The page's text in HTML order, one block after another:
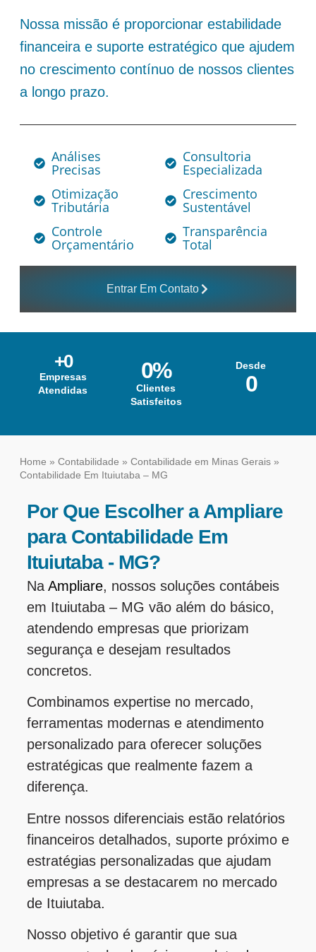
Nossa missão é proporcionar estabilidade
financeira e suporte estratégico que ajudem
no crescimento contínuo de nossos clientes
a longo prazo.
Análises
Precisas
Otimização
Tributária
Controle
Orçamentário
Consultoria
Especializada
Crescimento
Sustentável
Transparência
Total
Entrar Em Contato
+0
Empresas
Atendidas
0%
Clientes
Satisfeitos
Desde
0
Home » Contabilidade » Contabilidade em Minas Gerais »
Contabilidade Em Ituiutaba – MG
Por Que Escolher a Ampliare
para Contabilidade Em
Ituiutaba - MG?
Na Ampliare, nossos soluções contábeis
em Ituiutaba – MG vão além do básico,
atendendo empresas que priorizam
segurança e desejam resultados
concretos.
Combinamos expertise no mercado,
ferramentas modernas e atendimento
personalizado para oferecer soluções
estratégicas que realmente fazem a
diferença.
Entre nossos diferenciais estão relatórios
financeiros detalhados, suporte próximo e
estratégias personalizadas que ajudam
empresas a se destacarem no mercado
de Ituiutaba.
Nosso objetivo é garantir que sua